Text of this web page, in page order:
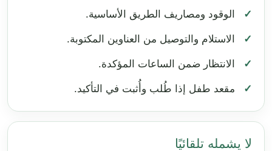
الوقود ومصاريف الطريق الأساسية.
الاستلام والتوصيل من العناوين المكتوبة.
الانتظار ضمن الساعات المؤكدة.
مقعد طفل إذا طُلب وأُثبت في التأكيد.
لا يشمله تلقائيًا